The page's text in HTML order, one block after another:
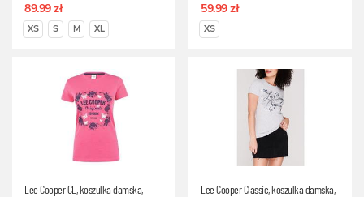
89.99 zł
XS S M XL
59.99 zł
XS
Lee Cooper CL, koszulka damska,
Lee Cooper Classic, koszulka damska,